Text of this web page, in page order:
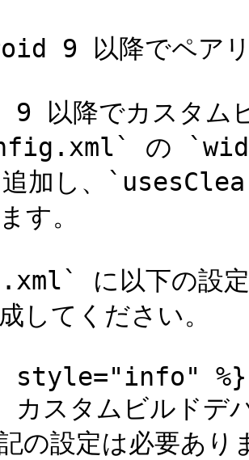
9 以降でペアリ
以降でカスタム
の
加し、
す。
に以下の設定
してください。
style="info" %}
スタムビルドデ
の設定は必要あり